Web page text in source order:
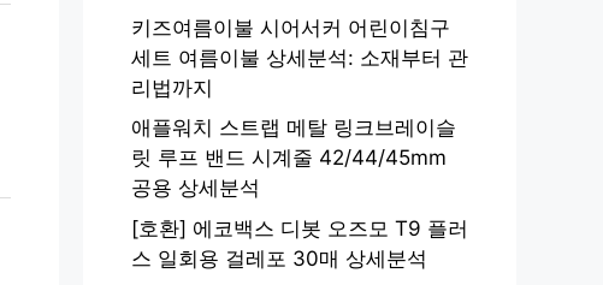
키즈여름이불 시어서커 어린이침구
세트 여름이불 상세분석: 소재부터 관
리법까지
애플워치 스트랩 메탈 링크브레이슬
릿 루프 밴드 시계줄 42/44/45mm
공용 상세분석
[호환] 에코백스 디봇 오즈모 T9 플러
스 일회용 걸레포 30매 상세분석